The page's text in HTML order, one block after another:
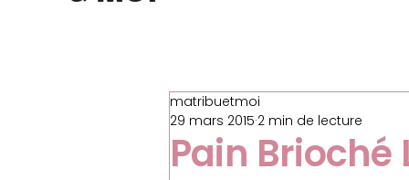
Pain Brioché
matribuetmoi
29 mars 2015 2 min de lecture